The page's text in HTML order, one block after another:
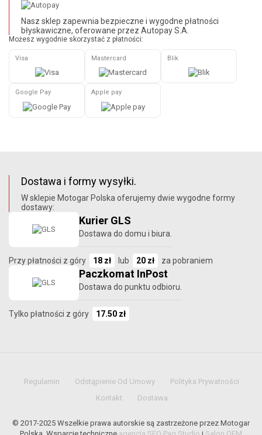
Nasz sklep zapewnia bezpieczne i wygodne płatności
błyskawiczne, oferowane przez Autopay S.A.
Możesz wygodnie skorzystać z płatności:
Visa Mastercard Blik
Google Pay Apple pay
Dostawa i formy wysyłki.
W sklepie Motogar Polska oferujemy dwie wygodne formy
dostawy:
Kurier GLS
Dostawa do domu i biura.
Przy płatności z góry 18 zł lub 20 zł za pobraniem
Paczkomat InPost
Dostawa do punktu odbioru.
Tylko płatności z góry 17.50 zł
Regulamin Odstąpienie Od Umowy
Polityka Prywatności
Kontakt
Dostawa
© 2017-2025 Wszelkie prawa autorskie są zastrzeżone przez Motogar